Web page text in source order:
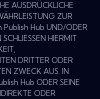
AUSDRÜCKLICHE
ZUR
Publish Hub UND/ODER
HIERMIT
DRITTER ODER
ZWECK AUS. IN
Hub ODER SEINE
ODER